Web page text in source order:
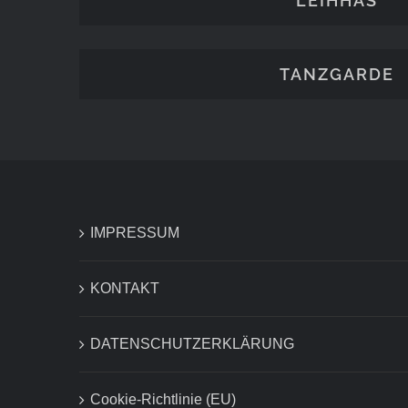
TANZGARDE
IMPRESSUM
KONTAKT
DATENSCHUTZERKLÄRUNG
Cookie-Richtlinie (EU)